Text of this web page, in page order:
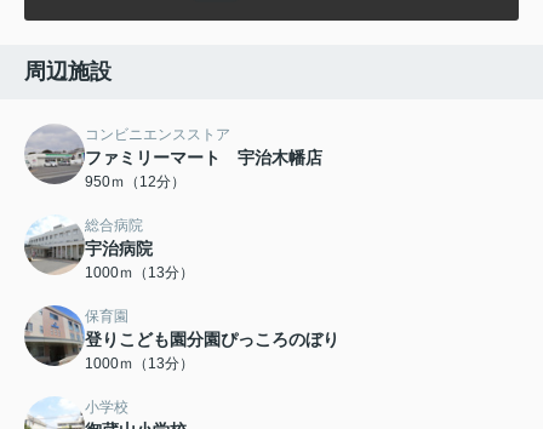
周辺施設
コンビニエンスストア
ファミリーマート 宇治木幡店
950ｍ（12分）
総合病院
宇治病院
1000ｍ（13分）
保育園
登りこども園分園ぴっころのぼり
1000ｍ（13分）
小学校